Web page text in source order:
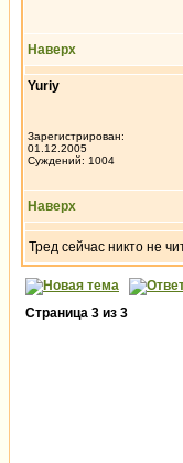
Наверх
Yuriy
Зарегистрирован:
01.12.2005
Суждений: 1004
Наверх
Тред сейчас никто не
Страница 3 из 3